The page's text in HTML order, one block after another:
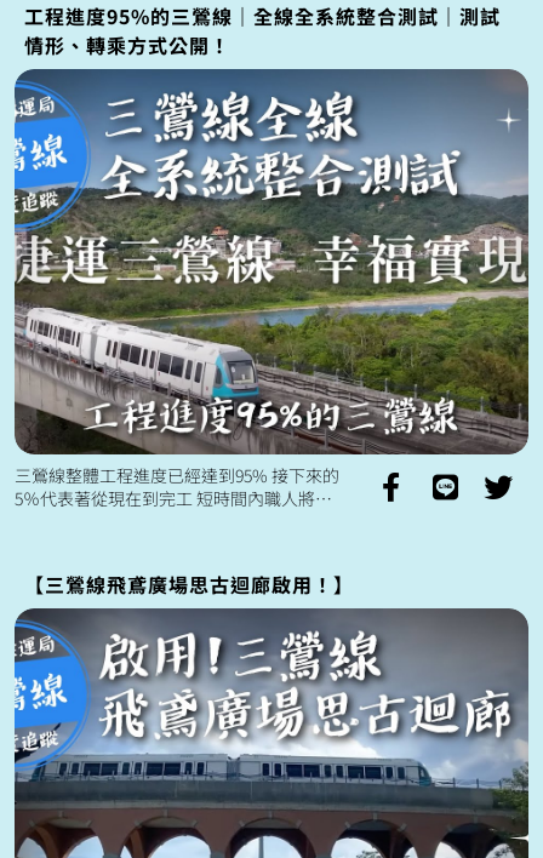
工程進度95%的三鶯線｜全線全系統整合測試｜測試
情形、轉乘方式公開！
三鶯線整體工程進度已經達到95% 接下來的
5％代表著從現在到完工 短時間內職人將繼
【三鶯線飛鳶廣場思古迴廊啟用！】